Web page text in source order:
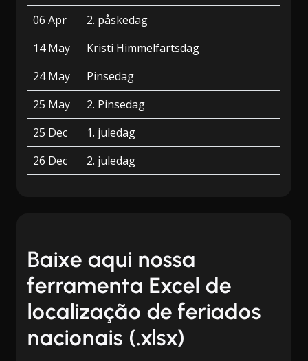
06 Apr
2. påskedag
14 May
Kristi Himmelfartsdag
24 May
Pinsedag
25 May
2. Pinsedag
25 Dec
1. juledag
26 Dec
2. juledag
Baixe aqui nossa
ferramenta Excel de
localização de feriados
nacionais (.xlsx)